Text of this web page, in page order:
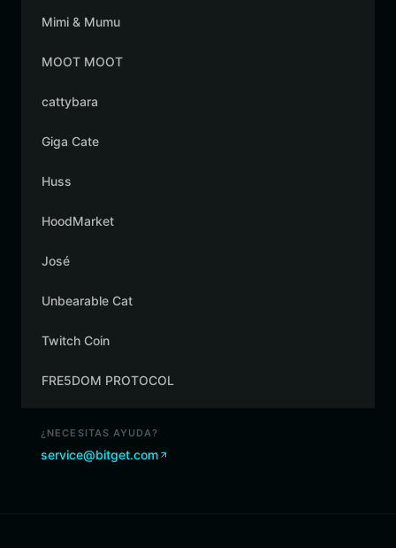
Mimi & Mumu
MOOT MOOT
cattybara
Giga Cate
Huss
HoodMarket
José
Unbearable Cat
Twitch Coin
FRE5DOM PROTOCOL
¿NECESITAS AYUDA?
service@bitget.com